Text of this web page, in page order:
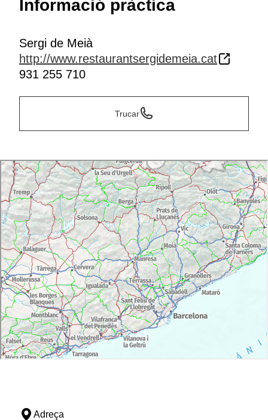
Informació pràctica
Sergi de Meià
http://www.restaurantsergidemeia.cat
931 255 710
Trucar
Adreça